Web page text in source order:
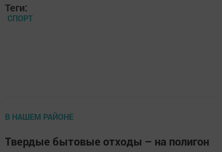
Теги:
СПОРТ
В НАШЕМ РАЙОНЕ
Твердые бытовые отходы – на полигон